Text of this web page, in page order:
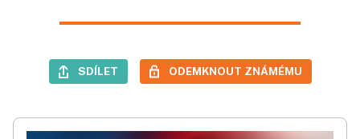
SDÍLET ODEMKNOUT ZNÁMÉMU